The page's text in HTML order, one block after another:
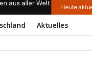
aus aller Welt. Heute
Aktuelles